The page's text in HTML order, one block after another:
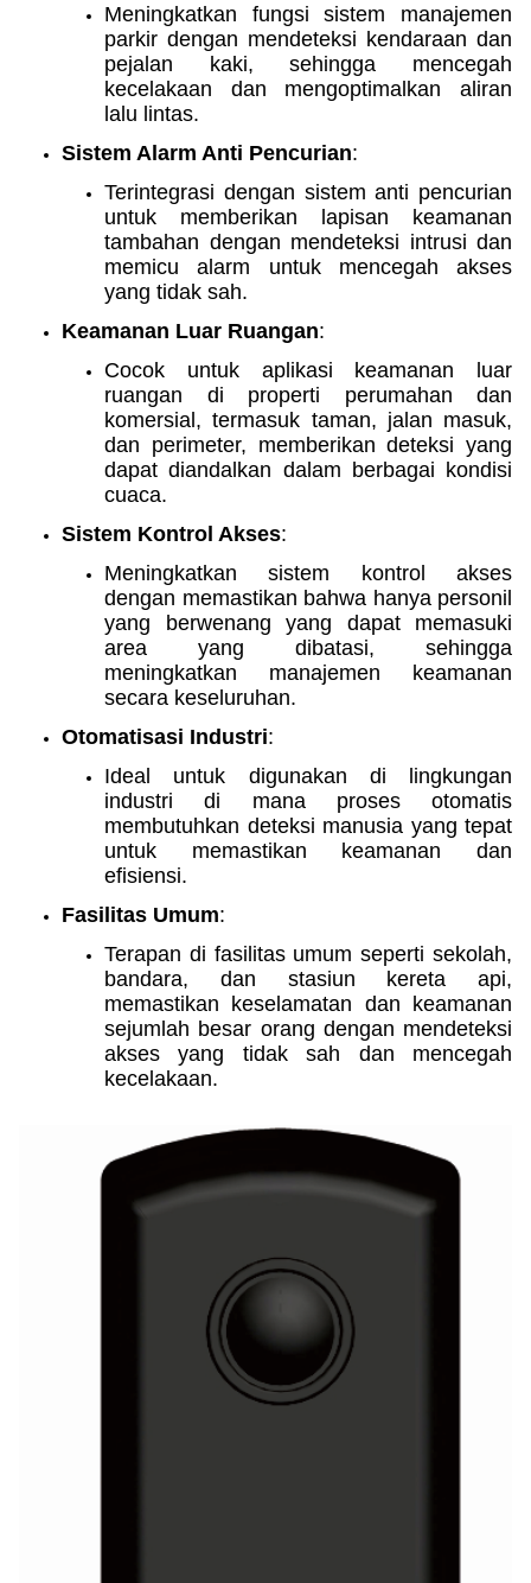
Meningkatkan fungsi sistem manajemen
parkir dengan mendeteksi kendaraan dan
pejalan kaki, sehingga mencegah
kecelakaan dan mengoptimalkan aliran
lalu lintas.
Sistem Alarm Anti Pencurian:
Terintegrasi dengan sistem anti pencurian
untuk memberikan lapisan keamanan
tambahan dengan mendeteksi intrusi dan
memicu alarm untuk mencegah akses
yang tidak sah.
Keamanan Luar Ruangan:
Cocok untuk aplikasi keamanan luar
ruangan di properti perumahan dan
komersial, termasuk taman, jalan masuk,
dan perimeter, memberikan deteksi yang
dapat diandalkan dalam berbagai kondisi
cuaca.
Sistem Kontrol Akses:
Meningkatkan sistem kontrol akses
dengan memastikan bahwa hanya personil
yang berwenang yang dapat memasuki
area yang dibatasi, sehingga
meningkatkan manajemen keamanan
secara keseluruhan.
Otomatisasi Industri:
Ideal untuk digunakan di lingkungan
industri di mana proses otomatis
membutuhkan deteksi manusia yang tepat
untuk memastikan keamanan dan
efisiensi.
Fasilitas Umum:
Terapan di fasilitas umum seperti sekolah,
bandara, dan stasiun kereta api,
memastikan keselamatan dan keamanan
sejumlah besar orang dengan mendeteksi
akses yang tidak sah dan mencegah
kecelakaan.